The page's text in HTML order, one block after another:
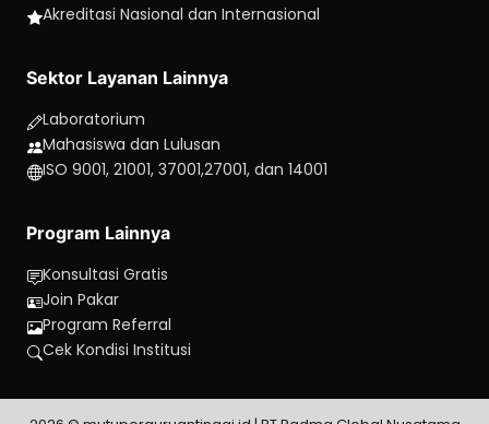
Akreditasi Nasional dan Internasional
Sektor Layanan Lainnya
Laboratorium
Mahasiswa dan Lulusan
ISO 9001, 21001, 37001,27001, dan 14001
Program Lainnya
Konsultasi Gratis
Join Pakar
Program Referral
Cek Kondisi Institusi